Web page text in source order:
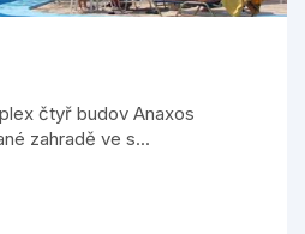
čtyř budov Anaxos
zahradě ve s...